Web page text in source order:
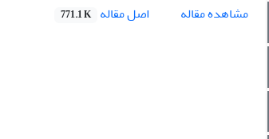
مشاهده مقاله
اصل مقاله 771.1 K